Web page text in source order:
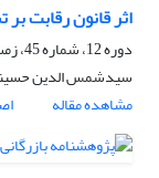
اثر قانون رقابت
دوره 12، شماره 45، زمستان 1386، صفحه
سیدشمس الدین
مشاهده مقاله